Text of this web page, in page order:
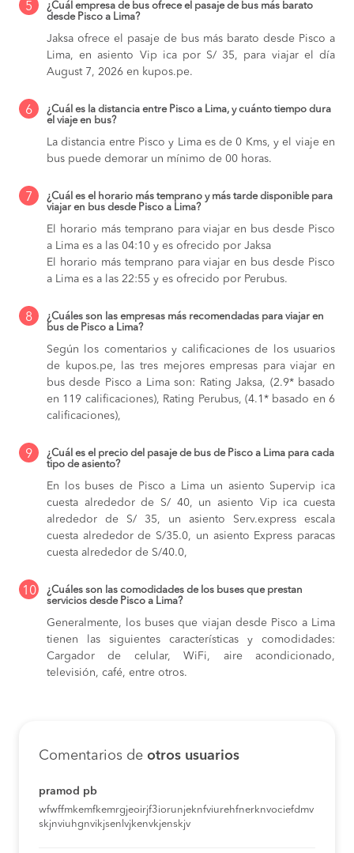
5
¿Cuál empresa de bus ofrece el pasaje de bus más barato
desde Pisco a Lima?
Jaksa ofrece el pasaje de bus más barato desde Pisco a
Lima, en asiento Vip ica por S/ 35, para viajar el día
August 7, 2026 en kupos.pe.
6
¿Cuál es la distancia entre Pisco a Lima, y cuánto tiempo dura
el viaje en bus?
La distancia entre Pisco y Lima es de 0 Kms, y el viaje en
bus puede demorar un mínimo de 00 horas.
7
¿Cuál es el horario más temprano y más tarde disponible para
viajar en bus desde Pisco a Lima?
El horario más temprano para viajar en bus desde Pisco
a Lima es a las 04:10 y es ofrecido por Jaksa
El horario más temprano para viajar en bus desde Pisco
a Lima es a las 22:55 y es ofrecido por Perubus.
8
¿Cuáles son las empresas más recomendadas para viajar en
bus de Pisco a Lima?
Según los comentarios y calificaciones de los usuarios
de kupos.pe, las tres mejores empresas para viajar en
bus desde Pisco a Lima son: Rating Jaksa, (2.9* basado
en 119 calificaciones), Rating Perubus, (4.1* basado en 6
calificaciones),
9
¿Cuál es el precio del pasaje de bus de Pisco a Lima para cada
tipo de asiento?
En los buses de Pisco a Lima un asiento Supervip ica
cuesta alrededor de S/ 40, un asiento Vip ica cuesta
alrededor de S/ 35, un asiento Serv.express escala
cuesta alrededor de S/35.0, un asiento Express paracas
cuesta alrededor de S/40.0,
10
¿Cuáles son las comodidades de los buses que prestan
servicios desde Pisco a Lima?
Generalmente, los buses que viajan desde Pisco a Lima
tienen las siguientes características y comodidades:
Cargador de celular, WiFi, aire acondicionado,
televisión, café, entre otros.
Comentarios de otros usuarios
pramod pb
wfwffmkemfkemrgjeoirjf3iorunjeknfviurehfnerknvociefdmv
skjnviuhgnvikjsenlvjkenvkjenskjv